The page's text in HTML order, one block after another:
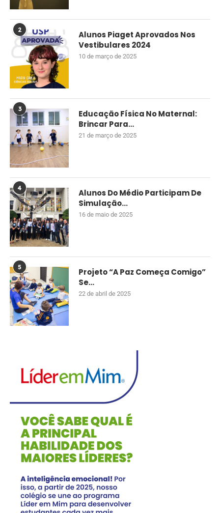
2
Alunos Piaget Aprovados Nos
Vestibulares 2024
10 de março de 2025
3
Educação Física No Maternal:
Brincar Para...
21 de março de 2025
4
Alunos Do Médio Participam De
Simulação...
16 de maio de 2025
5
Projeto “A Paz Começa Comigo”
Se...
22 de abril de 2025